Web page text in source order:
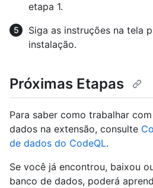
etapa 1.
Siga as instruções na tela
instalação.
Próximas Etapas
Para saber como trabalhar
dados na extensão, consulte
de dados do CodeQL.
Se você já encontrou, baixou
banco de dados, poderá